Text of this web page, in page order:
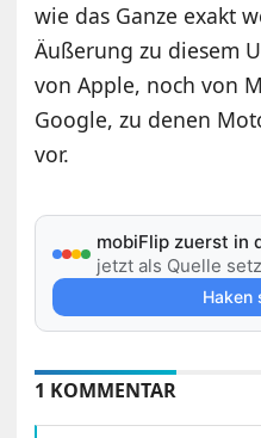
wie das Ganze exakt
Äußerung zu diesem
von Apple, noch von
Google, zu denen
vor.
mobiFlip zuerst in
jetzt als Quelle
Haken
1 KOMMENTAR